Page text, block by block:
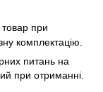
при
комплектацію.
питань на
при отриманні.